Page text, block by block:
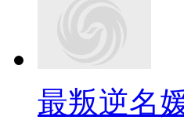
最叛逆名